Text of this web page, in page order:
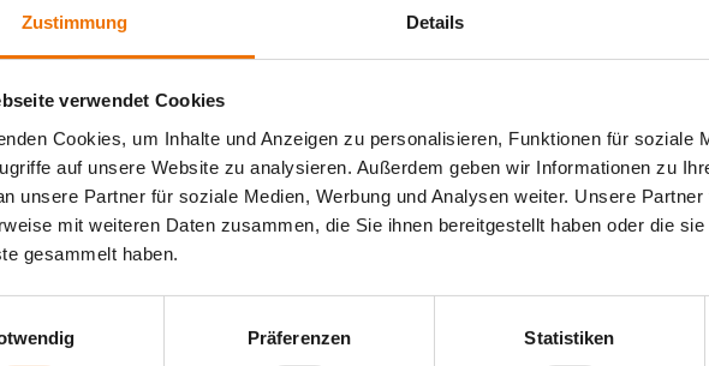
Zustimmung Details
verwendet Cookies
Cookies, um Inhalte und Anzeigen zu personalisieren, Funktionen für soziale
auf unsere Website zu analysieren. Außerdem geben wir Informationen zu
unsere Partner für soziale Medien, Werbung und Analysen weiter. Unsere
mit weiteren Daten zusammen, die Sie ihnen bereitgestellt haben oder die
gesammelt haben.
Präferenzen Statistiken